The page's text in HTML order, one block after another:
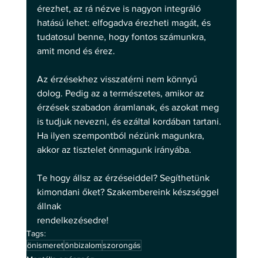
érezhet, az rá nézve is nagyon integráló
hatású lehet: elfogadva érezheti magát, és
tudatosul benne, hogy fontos számunkra,
amit mond és érez.
Az érzésekhez visszatérni nem könnyű
dolog. Pedig az a természetes, amikor az
érzések szabadon áramlanak, és azokat meg
is tudjuk nevezni, és ezáltal kordában tartani.
Ha ilyen szempontból nézünk magunkra,
akkor az tisztelet önmagunk irányába.
Te hogy állsz az érzéseiddel? Segíthetünk
kimondani őket? Szakembereink készséggel
állnak
rendelkezésedre!
Tags:
önismeretönbizalomszorongás